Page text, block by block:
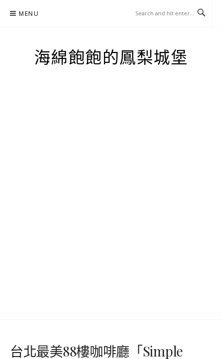
MENU
海綿飽飽的鳳梨城堡
台北最美88樓咖啡廳「Simple